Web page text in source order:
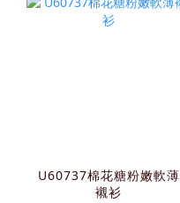
U60737棉花糖粉嫩軟薄
襯衫